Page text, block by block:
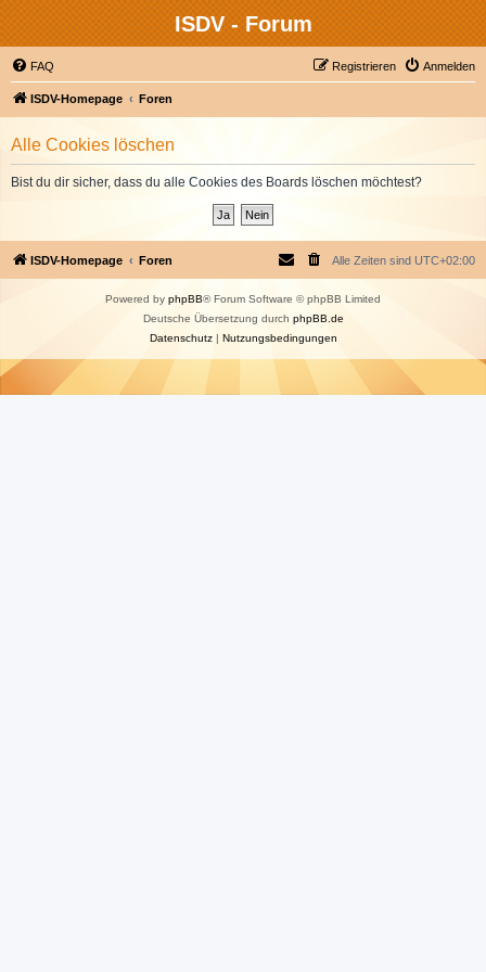
ISDV - Forum
FAQ Anmelden
Registrieren
ISDV-Homepage Foren
Alle Cookies löschen
Bist du dir sicher, dass du alle Cookies des Boards löschen möchtest?
ISDV-Homepage Foren Alle Zeiten sind UTC+02:00
Powered by phpBB® Forum Software © phpBB Limited
Deutsche Übersetzung durch phpBB.de
Datenschutz| Nutzungsbedingungen